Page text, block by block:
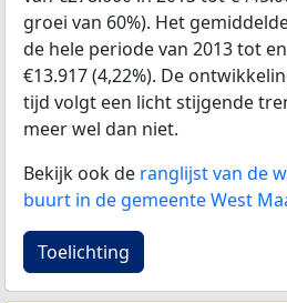
groei van 60%). Het
de hele periode van 2013 tot
€13.917 (4,22%). De
tijd volgt een licht stijgende
meer wel dan niet.
Bekijk ook de ranglijst van de
buurt in de gemeente West
Toelichting